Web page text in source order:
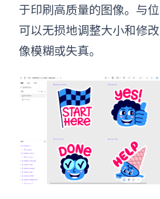
于印刷高质量的图像。与
可以无损地调整大小和修
像模糊或失真。